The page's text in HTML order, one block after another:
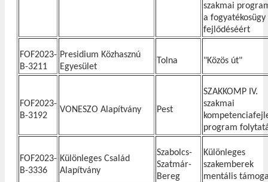
szakmai
a fogyatékosügy
fejlődéséért
FOF2023-
B-3211
Presidium Közhasznú
Egyesület
Tolna "Közös út"
FOF2023-
B-3192
VONESZO Alapítvány Pest
SZAKKOMP IV.
szakmai
program
FOF2023-
B-3336
Különleges Család
Alapítvány
Szabolcs-
Szatmár-
Bereg
Különleges
szakemberek
mentális